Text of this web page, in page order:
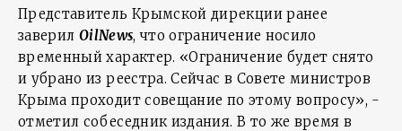
Представитель Крымской дирекции ранее
заверил OilNews, что ограничение носило
временный характер. «Ограничение будет снято
и убрано из реестра. Сейчас в Совете министров
Крыма проходит совещание по этому вопросу», -
отметил собеседник издания. В то же время в